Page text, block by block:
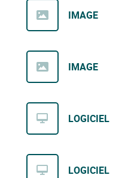
IMAGE
IMAGE
LOGICIEL
LOGICIEL